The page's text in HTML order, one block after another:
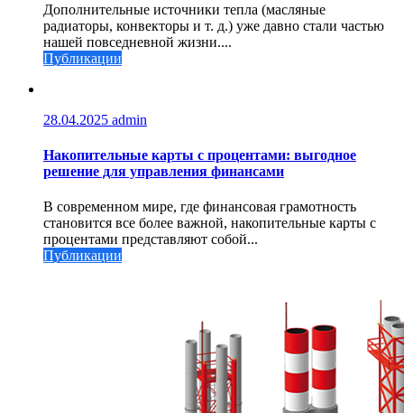
Дополнительные источники тепла (масляные
радиаторы, конвекторы и т. д.) уже давно стали частью
нашей повседневной жизни....
Публикации
28.04.2025 admin
Накопительные карты с процентами: выгодное
решение для управления финансами
В современном мире, где финансовая грамотность
становится все более важной, накопительные карты с
процентами представляют собой...
Публикации